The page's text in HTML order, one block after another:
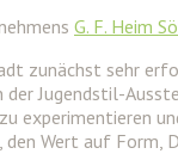
G. F. Heim
zunächst sehr
Jugendstil-
experimentieren
Wert auf Form,